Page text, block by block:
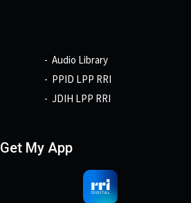
Audio Library
PPID LPP RRI
JDIH LPP RRI
Get My App